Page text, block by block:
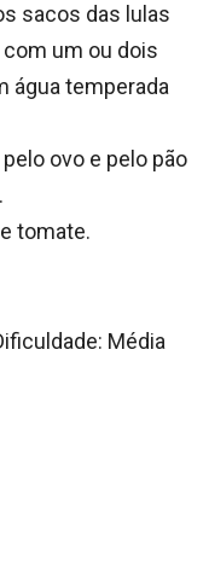
sacos das lulas
um ou dois
água temperada
ovo e pelo pão
tomate.
Média